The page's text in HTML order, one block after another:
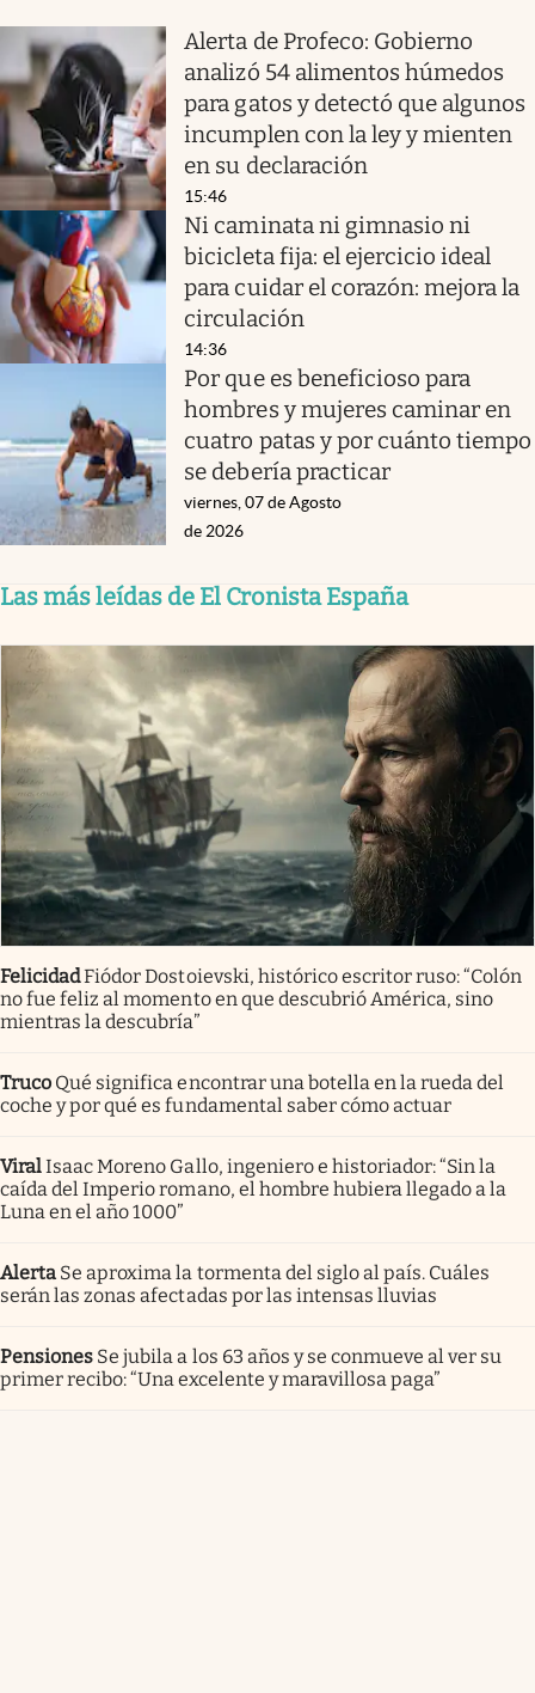
Alerta de Profeco: Gobierno
analizó 54 alimentos húmedos
para gatos y detectó que algunos
incumplen con la ley y mienten
en su declaración
15:46
Ni caminata ni gimnasio ni
bicicleta fija: el ejercicio ideal
para cuidar el corazón: mejora la
circulación
14:36
Por que es beneficioso para
hombres y mujeres caminar en
cuatro patas y por cuánto tiempo
se debería practicar
viernes, 07 de Agosto
de 2026
Las más leídas de El Cronista España
FelicidadFiódor Dostoievski, histórico escritor ruso: “Colón
no fue feliz al momento en que descubrió América, sino
mientras la descubría”
Truco Qué significa encontrar una botella en la rueda del
coche y por qué es fundamental saber cómo actuar
ViralIsaac Moreno Gallo, ingeniero e historiador: “Sin la
caída del Imperio romano, el hombre hubiera llegado a la
Luna en el año 1000”
Alerta Se aproxima la tormenta del siglo al país. Cuáles
serán las zonas afectadas por las intensas lluvias
Pensiones Se jubila a los 63 años y se conmueve al ver su
primer recibo: “Una excelente y maravillosa paga”